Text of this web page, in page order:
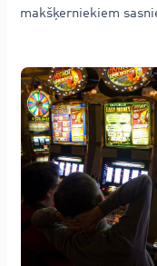
makšķerniekiem